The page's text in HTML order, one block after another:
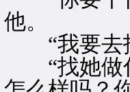
他。
“我要去找
“找她做什